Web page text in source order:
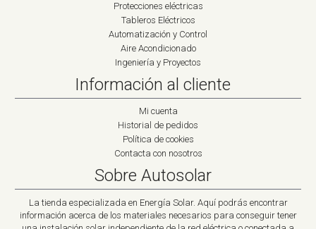
Protecciones eléctricas
Tableros Eléctricos
Automatización y Control
Aire Acondicionado
Ingeniería y Proyectos
Información al cliente
Mi cuenta
Historial de pedidos
Política de cookies
Contacta con nosotros
Sobre Autosolar
La tienda especializada en Energía Solar. Aquí podrás encontrar
información acerca de los materiales necesarios para conseguir tener